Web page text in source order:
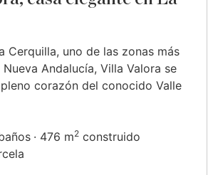
Cerquilla, uno de las zonas más
Andalucía, Villa Valora se
corazón del conocido Valle
476 m2 construido